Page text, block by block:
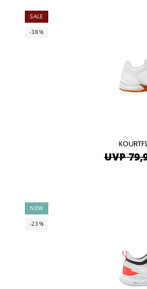
SALE
-38%
UVP
NEW
-23%